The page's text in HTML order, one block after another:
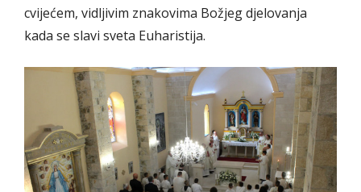
cvijećem, vidljivim znakovima Božjeg djelovanja
kada se slavi sveta Euharistija.